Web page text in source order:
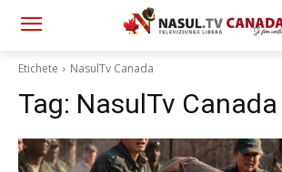
Etichete NasulTv Canada
Tag: NasulTv Canada